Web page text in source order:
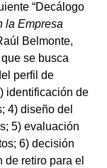
“Decálogo
la Empresa
Belmonte,
se busca
perfil de
identificación de
4) diseño del
5) evaluación
6) decisión
retiro para el